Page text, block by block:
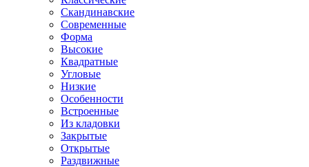
Скандинавские
Современные
Форма
Высокие
Квадратные
Угловые
Низкие
Особенности
Встроенные
Из кладовки
Закрытые
Открытые
Раздвижные